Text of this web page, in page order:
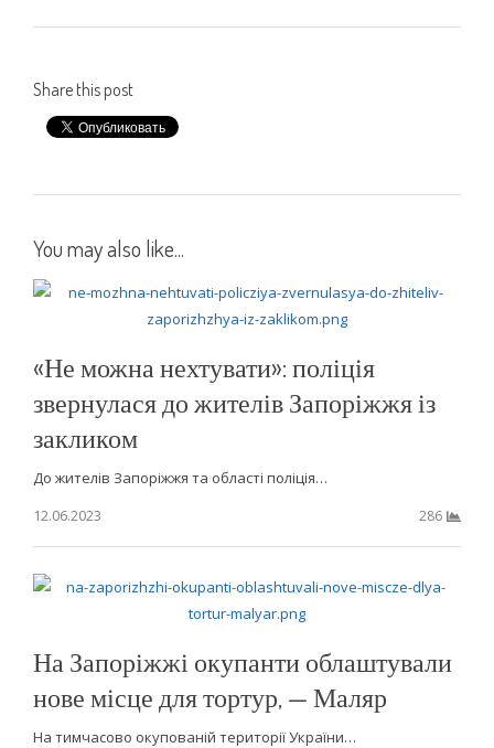
Share this post
You may also like...
«Не можна нехтувати»: поліція
звернулася до жителів Запоріжжя із
закликом
До жителів Запоріжжя та області поліція…
12.06.2023
286
На Запоріжжі окупанти облаштували
нове місце для тортур, — Маляр
На тимчасово окупованій території України…